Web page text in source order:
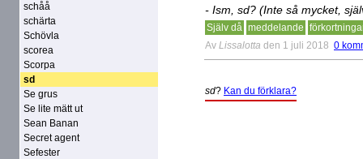
schåå
schärta
Schövla
scorea
Scorpa
sd
Se grus
Se lite mätt ut
Sean Banan
Secret agent
Sefester
- Ism, sd? (Inte så mycket,
Själv då meddelande
Av Lissalotta den 1 juli 2018 0
sd? Kan du förklara?